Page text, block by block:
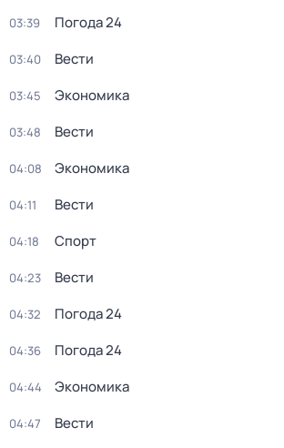
03:39 Погода 24
03:40 Вести
03:45 Экономика
03:48 Вести
04:08 Экономика
04:11 Вести
04:18 Спорт
04:23 Вести
04:32 Погода 24
04:36 Погода 24
04:44 Экономика
04:47 Вести